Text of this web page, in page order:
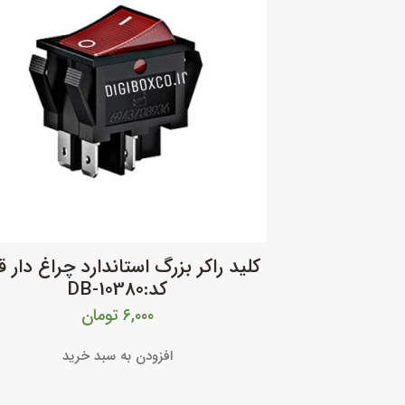
کلید راکر بزرگ استاندارد چراغ دار
کد:DB-10380
۶,۰۰۰ تومان
افزودن به سبد خرید